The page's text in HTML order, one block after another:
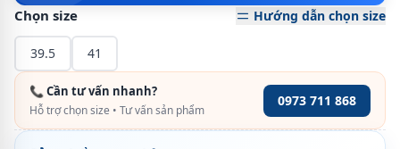
Chọn size Hướng dẫn chọn size
39.5 41
📞 Cần tư vấn nhanh?
Hỗ trợ chọn size • Tư vấn sản phẩm
0973 711 868